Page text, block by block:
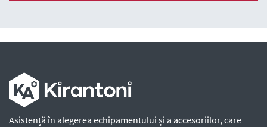
Asistență în alegerea echipamentului și a accesoriilor, care